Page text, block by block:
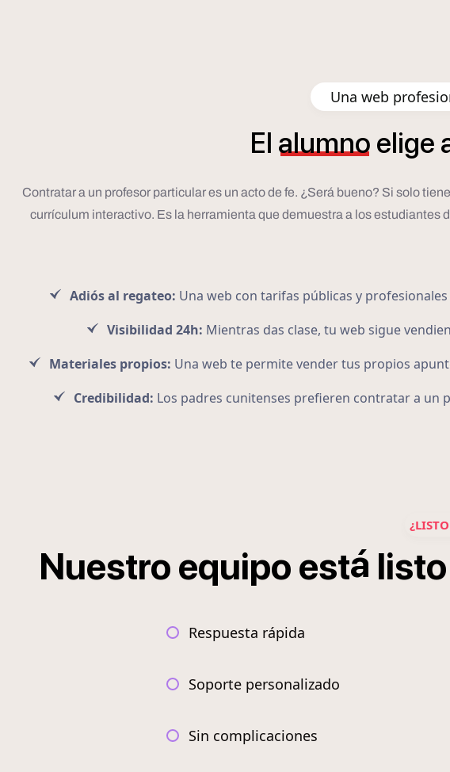
Una web
El alumno elige
Contratar a un profesor particular es un acto de fe. ¿Será bueno? Si solo
currículum interactivo. Es la herramienta que demuestra a los estudiantes
Adiós al regateo: Una web con tarifas públicas y
Visibilidad 24h: Mientras das clase, tu web sigue
Materiales propios: Una web te permite vender tus propios
Credibilidad: Los padres cunitenses prefieren contratar a un
Nuestro equipo está listo
Respuesta rápida
Soporte personalizado
Sin complicaciones